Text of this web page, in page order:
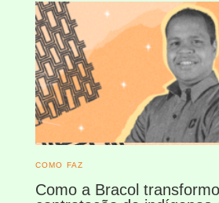
COMO FAZ
Como a Bracol